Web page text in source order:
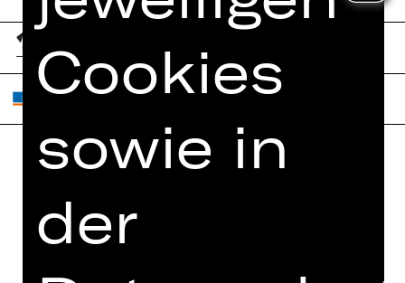
Spielplan
Künstler*innen
Cookies
sowie in
der